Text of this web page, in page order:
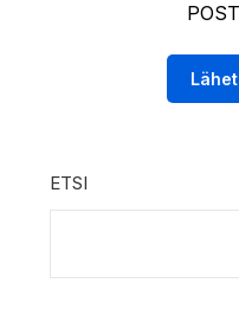
ETSI